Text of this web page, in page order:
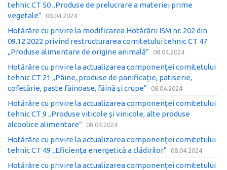
tehnic CT 50 „Produse de prelucrare a materiei prime
vegetale”
08.04.2024
Hotărâre cu privire la modificarea Hotărârii ISM nr. 202 din
09.12.2022 privind restructurarea comitetului tehnic CT 47
„Produse alimentare de origine animală”
08.04.2024
Hotărâre cu privire la actualizarea componenței comitetului
tehnic CT 21 „Pâine, produse de panificație, patiserie,
cofetărie, paste făinoase, făină și crupe”
08.04.2024
Hotărâre cu privire la actualizarea componenței comitetului
tehnic CT 9 „Produse viticole și vinicole, alte produse
alcoolice alimentare”
08.04.2024
Hotărâre cu privire la actualizarea componenței comitetului
tehnic CT 49 „Eficiența energetică a clădirilor”
08.04.2024
Hotărâre cu privire la actualizarea componenței comitetului